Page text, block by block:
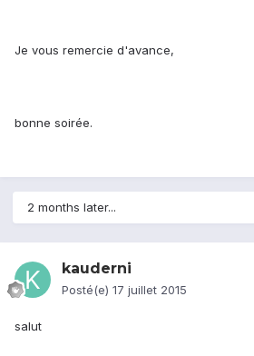
Je vous remercie d'avance,
bonne soirée.
2 months later...
kauderni
Posté(e) 17 juillet 2015
salut